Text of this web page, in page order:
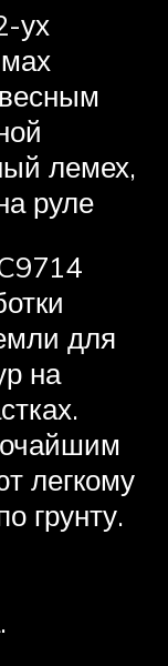
ух
лемех,
руле
для
на
легкому
грунту.